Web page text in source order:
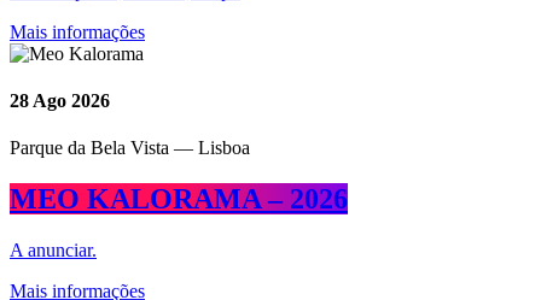
Mais informações
28 Ago 2026
Parque da Bela Vista — Lisboa
MEO KALORAMA – 2026
A anunciar.
Mais informações